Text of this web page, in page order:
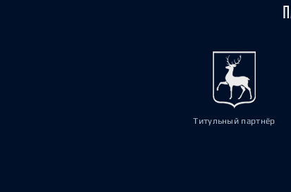
Титульный партнёр